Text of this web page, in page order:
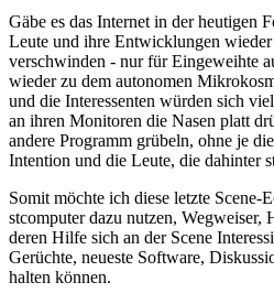
Gäbe es das Internet in der heutigen
Leute und ihre Entwicklungen
verschwinden - nur für Eingeweihte
wieder zu dem autonomen
und die Interessenten würden sich
an ihren Monitoren die Nasen platt
andere Programm grübeln, ohne je
Intention und die Leute, die dahinter
Somit möchte ich diese letzte Scene-
stcomputer dazu nutzen, Wegweiser,
deren Hilfe sich an der Scene
Gerüchte, neueste Software,
halten können.